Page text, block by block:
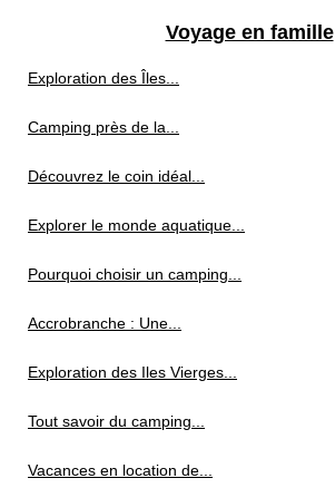
Voyage en famille
Exploration des Îles...
Camping près de la...
Découvrez le coin idéal...
Explorer le monde aquatique...
Pourquoi choisir un camping...
Accrobranche : Une...
Exploration des Iles Vierges...
Tout savoir du camping...
Vacances en location de...